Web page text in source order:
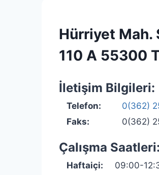
Hürriyet Mah.
110 A 55300
İletişim Bilgileri:
Telefon:
0(362)
Faks:
0(362)
Çalışma Saatleri:
Haftaiçi:
09:00-